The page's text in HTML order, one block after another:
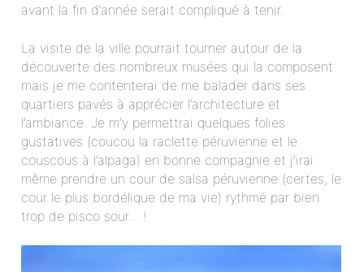
avant la fin d’année serait compliqué à tenir.
La visite de la ville pourrait tourner autour de la
découverte des nombreux musées qui la composent
mais je me contenterai de me balader dans ses
quartiers pavés à apprécier l’architecture et
l’ambiance. Je m’y permettrai quelques folies
gustatives (coucou la raclette péruvienne et le
couscous à l’alpaga) en bonne compagnie et j’irai
même prendre un cour de salsa péruvienne (certes, le
cour le plus bordélique de ma vie) rythmé par bien
trop de pisco sour… !